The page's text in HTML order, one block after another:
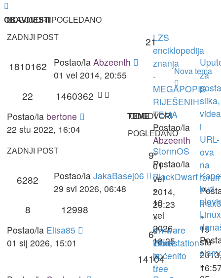
OBAVIJESTI
ODGOVORI POGLEDANO
ZADNJI POST
LZS
enciklopedija
znanja
-
MEGAPOPIS
RIJEŠENIH
TEMA
Postao/la
Abzeenth
»
01
vel
2014,
20:23
»
u
Linux
općenito
21
1810162
Postao/la Abzeenth
01 vel 2014, 20:55
za
slika,
videa
i
URL-
ova
na
»
15
stu
22 1460362
Postao/la bertone
22 stu 2022, 16:04
TEME
ODGOVORI
POGLEDANO
ZADNJI POST
StormOS
Postao/la
BlackDwarf
»
10
vel
2026,
18:25
9
6282
Postao/la JakaBasej06
29 svi 2026, 06:48
kud
Linux
»
8 12998
Postao/la Elisa85
01 sij 2026, 15:01
Vmware
Workstation
je
free
6
14104
Nova tema